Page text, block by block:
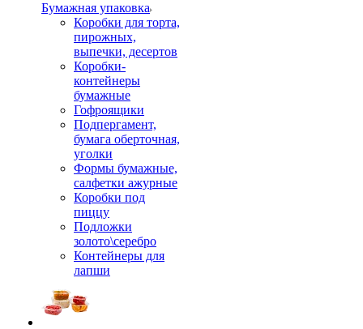
Бумажная упаковка
Коробки для торта,
пирожных,
выпечки, десертов
Коробки-
контейнеры
бумажные
Гофроящики
Подпергамент,
бумага оберточная,
уголки
Формы бумажные,
салфетки ажурные
Коробки под
пиццу
Подложки
золото\серебро
Контейнеры для
лапши